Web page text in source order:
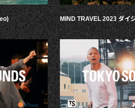
MIND TRAVEL 2023 ダイ